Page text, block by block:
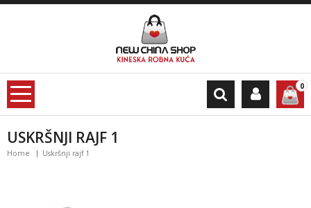
0
USKRŠNJI RAJF 1
Home Uskršnji rajf 1